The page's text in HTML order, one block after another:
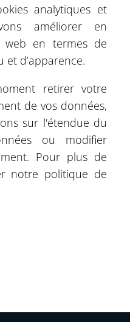
Leaflet| ©OpenStreetMap©CartoDB
d´entreprises
analytiques et
améliorer en
web en termes de
d’apparence.
retirer votre
de vos données,
sur l'étendue du
ou modifier
Pour plus de
notre politique de